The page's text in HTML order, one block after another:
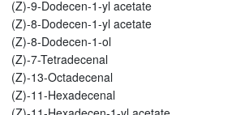
(Z)-9-Dodecen-1-yl acetate
(Z)-8-Dodecen-1-yl acetate
(Z)-8-Dodecen-1-ol
(Z)-7-Tetradecenal
(Z)-13-Octadecenal
(Z)-11-Hexadecenal